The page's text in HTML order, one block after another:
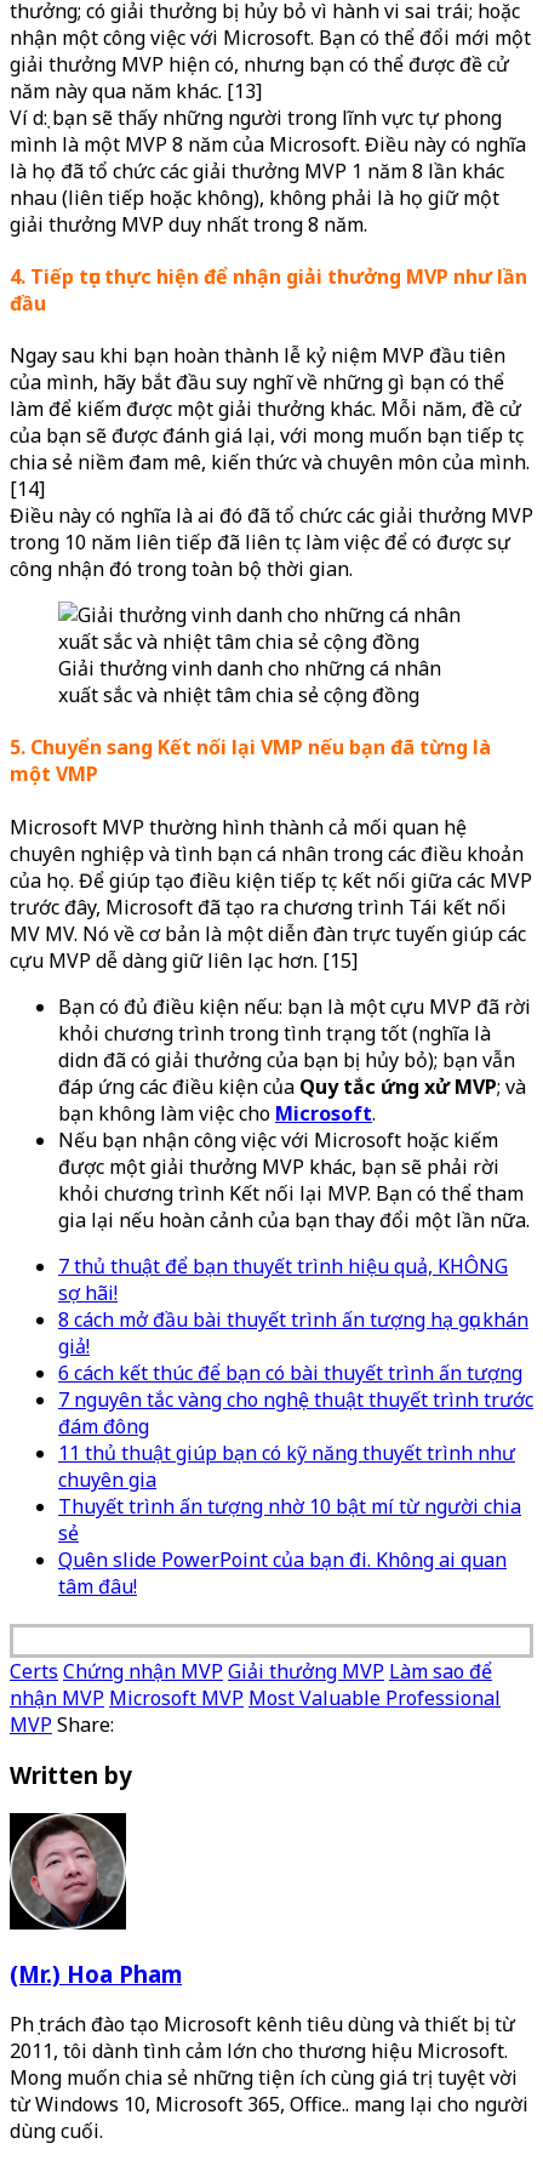
thưởng; có giải thưởng bị hủy bỏ vì hành vi sai trái; hoặc
nhận một công việc với Microsoft. Bạn có thể đổi mới một
giải thưởng MVP hiện có, nhưng bạn có thể được đề cử
năm này qua năm khác. [13]
Ví dụ: bạn sẽ thấy những người trong lĩnh vực tự phong
mình là một MVP 8 năm của Microsoft. Điều này có nghĩa
là họ đã tổ chức các giải thưởng MVP 1 năm 8 lần khác
nhau (liên tiếp hoặc không), không phải là họ giữ một
giải thưởng MVP duy nhất trong 8 năm.
4. Tiếp tục thực hiện để nhận giải thưởng MVP như lần
đầu
Ngay sau khi bạn hoàn thành lễ kỷ niệm MVP đầu tiên
của mình, hãy bắt đầu suy nghĩ về những gì bạn có thể
làm để kiếm được một giải thưởng khác. Mỗi năm, đề cử
của bạn sẽ được đánh giá lại, với mong muốn bạn tiếp tục
chia sẻ niềm đam mê, kiến thức và chuyên môn của mình.
[14]
Điều này có nghĩa là ai đó đã tổ chức các giải thưởng MVP
trong 10 năm liên tiếp đã liên tục làm việc để có được sự
công nhận đó trong toàn bộ thời gian.
Giải thưởng vinh danh cho những cá nhân
xuất sắc và nhiệt tâm chia sẻ cộng đồng
5. Chuyển sang Kết nối lại VMP nếu bạn đã từng là
một VMP
Microsoft MVP thường hình thành cả mối quan hệ
chuyên nghiệp và tình bạn cá nhân trong các điều khoản
của họ. Để giúp tạo điều kiện tiếp tục kết nối giữa các MVP
trước đây, Microsoft đã tạo ra chương trình Tái kết nối
MV MV. Nó về cơ bản là một diễn đàn trực tuyến giúp các
cựu MVP dễ dàng giữ liên lạc hơn. [15]
Bạn có đủ điều kiện nếu: bạn là một cựu MVP đã rời
khỏi chương trình trong tình trạng tốt (nghĩa là
didn đã có giải thưởng của bạn bị hủy bỏ); bạn vẫn
đáp ứng các điều kiện của Quy tắc ứng xử MVP; và
bạn không làm việc cho Microsoft.
Nếu bạn nhận công việc với Microsoft hoặc kiếm
được một giải thưởng MVP khác, bạn sẽ phải rời
khỏi chương trình Kết nối lại MVP. Bạn có thể tham
gia lại nếu hoàn cảnh của bạn thay đổi một lần nữa.
7 thủ thuật để bạn thuyết trình hiệu quả, KHÔNG
sợ hãi!
8 cách mở đầu bài thuyết trình ấn tượng hạ gục khán
giả!
6 cách kết thúc để bạn có bài thuyết trình ấn tượng
7 nguyên tắc vàng cho nghệ thuật thuyết trình trước
đám đông
11 thủ thuật giúp bạn có kỹ năng thuyết trình như
chuyên gia
Thuyết trình ấn tượng nhờ 10 bật mí từ người chia
sẻ
Quên slide PowerPoint của bạn đi. Không ai quan
tâm đâu!
Certs Chứng nhận MVP Giải thưởng MVP Làm sao để
nhận MVP Microsoft MVP Most Valuable Professional
MVP Share:
Written by
(Mr.) Hoa Pham
Phụ trách đào tạo Microsoft kênh tiêu dùng và thiết bị từ
2011, tôi dành tình cảm lớn cho thương hiệu Microsoft.
Mong muốn chia sẻ những tiện ích cùng giá trị tuyệt vời
từ Windows 10, Microsoft 365, Office.. mang lại cho người
dùng cuối.